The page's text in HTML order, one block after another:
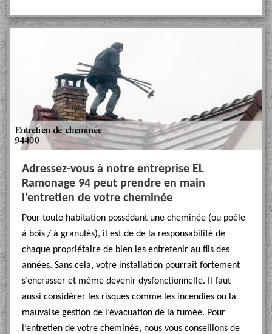
Adressez-vous à notre entreprise EL
Ramonage 94 peut prendre en main
l’entretien de votre cheminée
Pour toute habitation possédant une cheminée (ou poêle
à bois / à granulés), il est de de la responsabilité de
chaque propriétaire de bien les entretenir au fils des
années. Sans cela, votre installation pourrait fortement
s’encrasser et même devenir dysfonctionnelle. Il faut
aussi considérer les risques comme les incendies ou la
mauvaise gestion de l’évacuation de la fumée. Pour
l’entretien de votre cheminée, nous vous conseillons de